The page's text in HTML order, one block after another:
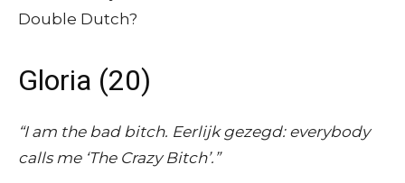
Double Dutch?
Gloria (20)
“I am the bad bitch. Eerlijk gezegd: everybody
calls me ‘The Crazy Bitch’.”